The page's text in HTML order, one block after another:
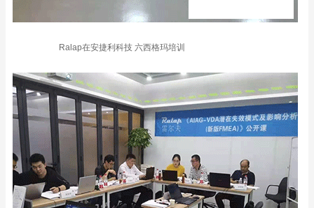
Ralap在安捷利科技 六西格玛培训